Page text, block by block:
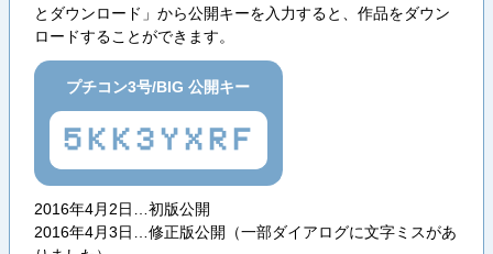
とダウンロード」から公開キーを入力すると、作品をダウン
ロードすることができます。
プチコン3号/BIG 公開キー
5KK3YXRF
2016年4月2日…初版公開
2016年4月3日…修正版公開（一部ダイアログに文字ミスがあ